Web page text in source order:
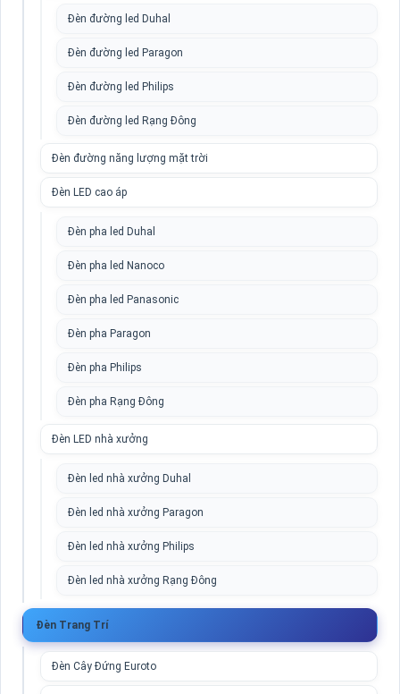
Đèn đường led Duhal
Đèn đường led Paragon
Đèn đường led Philips
Đèn đường led Rạng Đông
Đèn đường năng lượng mặt trời
Đèn LED cao áp
Đèn pha led Duhal
Đèn pha led Nanoco
Đèn pha led Panasonic
Đèn pha Paragon
Đèn pha Philips
Đèn pha Rạng Đông
Đèn LED nhà xưởng
Đèn led nhà xưởng Duhal
Đèn led nhà xưởng Paragon
Đèn led nhà xưởng Philips
Đèn led nhà xưởng Rạng Đông
Đèn Trang Trí
Đèn Cây Đứng Euroto